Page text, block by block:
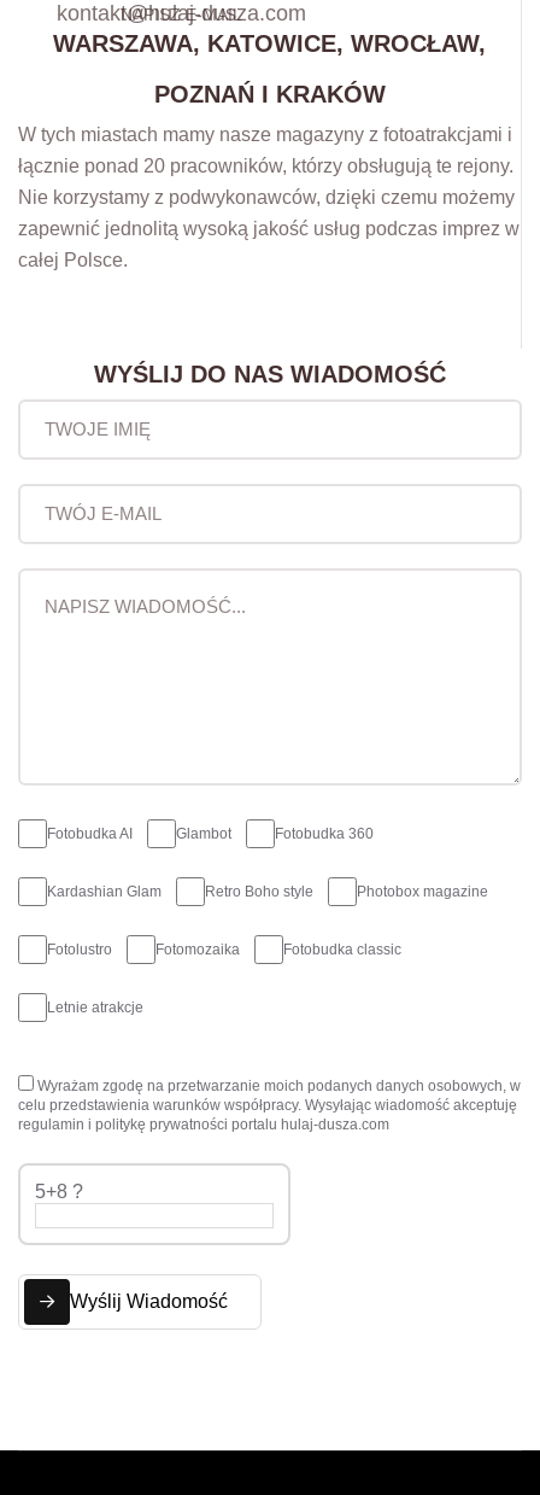
NAPISZ E-MAIL
kontakt@hulaj-dusza.com
WARSZAWA, KATOWICE, WROCŁAW,
POZNAŃ I KRAKÓW
W tych miastach mamy nasze magazyny z fotoatrakcjami i
łącznie ponad 20 pracowników, którzy obsługują te rejony.
Nie korzystamy z podwykonawców, dzięki czemu możemy
zapewnić jednolitą wysoką jakość usług podczas imprez w
całej Polsce.
WYŚLIJ DO NAS WIADOMOŚĆ
Fotobudka AI Glambot Fotobudka 360
Kardashian Glam Retro Boho style Photobox magazine
Fotolustro Fotomozaika Fotobudka classic
Letnie atrakcje
Wyrażam zgodę na przetwarzanie moich podanych danych osobowych, w
celu przedstawienia warunków współpracy. Wysyłając wiadomość akceptuję
regulamin i politykę prywatności portalu hulaj-dusza.com
5+8 ?
Wyślij Wiadomość